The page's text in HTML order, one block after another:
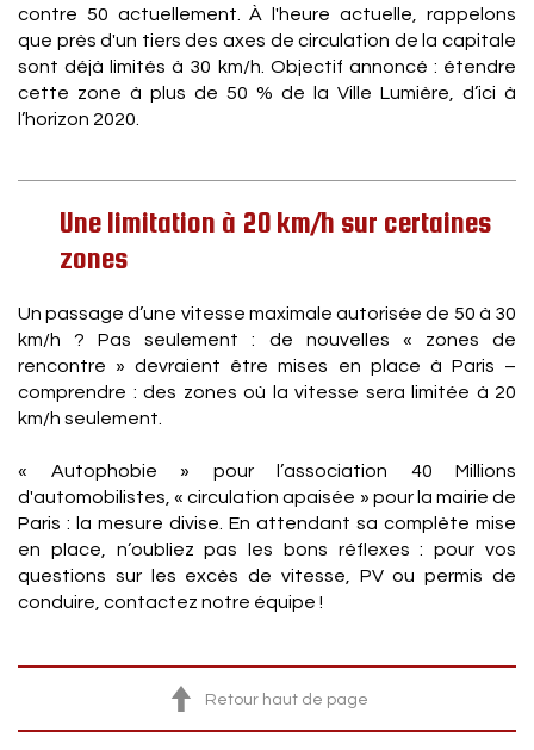
contre 50 actuellement. À l'heure actuelle, rappelons
que près d'un tiers des axes de circulation de la capitale
sont déjà limités à 30 km/h. Objectif annoncé : étendre
cette zone à plus de 50 % de la Ville Lumière, d’ici à
l’horizon 2020.
Une limitation à 20 km/h sur certaines
zones
Un passage d’une vitesse maximale autorisée de 50 à 30
km/h ? Pas seulement : de nouvelles « zones de
rencontre » devraient être mises en place à Paris –
comprendre : des zones où la vitesse sera limitée à 20
km/h seulement.
« Autophobie » pour l’association 40 Millions
d'automobilistes, « circulation apaisée » pour la mairie de
Paris : la mesure divise. En attendant sa complète mise
en place, n’oubliez pas les bons réflexes : pour vos
questions sur les excès de vitesse, PV ou permis de
conduire, contactez notre équipe !
Retour haut de page